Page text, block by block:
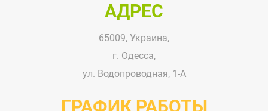
АДРЕС
65009, Украина,
г. Одесса,
ул. Водопроводная, 1-А
ГРАФИК РАБОТЫ